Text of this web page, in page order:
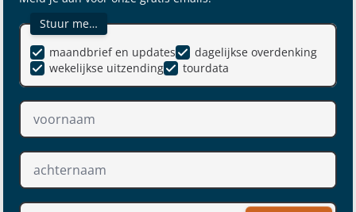
Stuur me…
maandbrief en updates
dagelijkse overdenking
wekelijkse uitzending
tourdata